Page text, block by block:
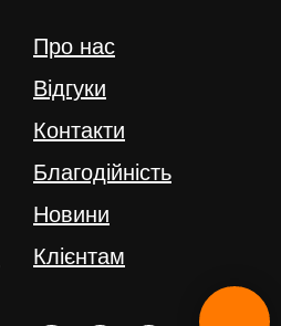
Про нас
Відгуки
Контакти
Благодійність
Новини
Клієнтам